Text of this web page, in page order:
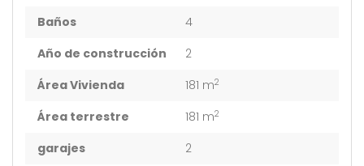
Baños
4
Año de construcción
2
Área Vivienda
181 m2
Área terrestre 181 m2
garajes 2